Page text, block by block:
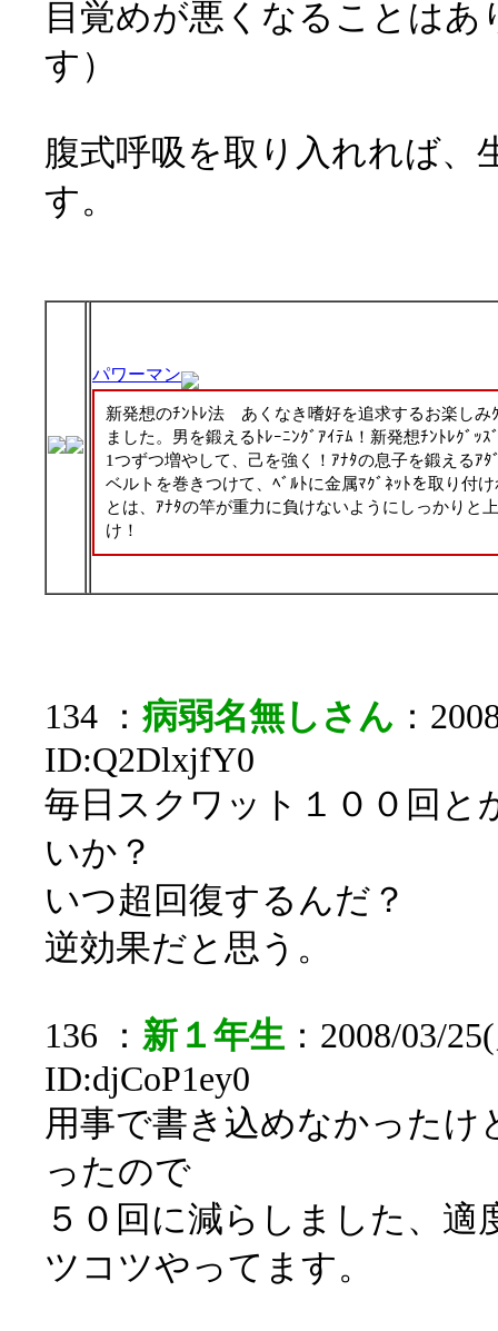
目覚めが悪くなることは
す）
腹式呼吸を取り入れれば、
す。
パワーマン
新発想のﾁﾝﾄﾚ法 あくなき嗜好を追求するお楽しみ
ました。男を鍛えるﾄﾚｰﾆﾝｸﾞｱｲﾃﾑ！新発想ﾁﾝﾄﾚｸﾞｯ
1つずつ増やして、己を強く！ｱﾅﾀの息子を鍛えるｱﾀ
ベルトを巻きつけて、ﾍﾞﾙﾄに金属ﾏｸﾞﾈｯﾄを取り付
とは、ｱﾅﾀの竿が重力に負けないようにしっかりと
け！
134 ： 病弱名無しさん ：
ID:Q2DlxjfY0
毎日スクワット１００回と
いか？
いつ超回復するんだ？
逆効果だと思う。
136 ： 新１年生 ：2008/03/
ID:djCoP1ey0
用事で書き込めなかった
ったので
５０回に減らしました、
ツコツやってます。